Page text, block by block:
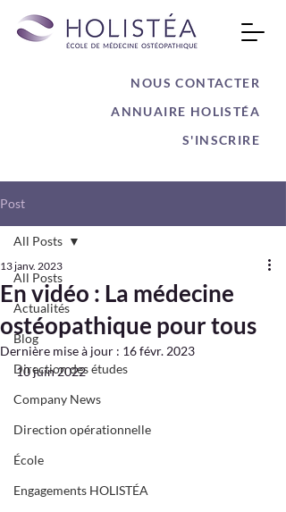
NOUS CONTACTER
ANNUAIRE HOLISTÉA
S'INSCRIRE
Post
All Posts
Actualités
Blog
Direction des études
Company News
Direction opérationnelle
École
Engagements HOLISTÉA
All Posts
En vidéo : La médecine
ostéopathique pour tous
13 janv. 2023
Dernière mise à jour : 16 févr. 2023
10 juin 2022